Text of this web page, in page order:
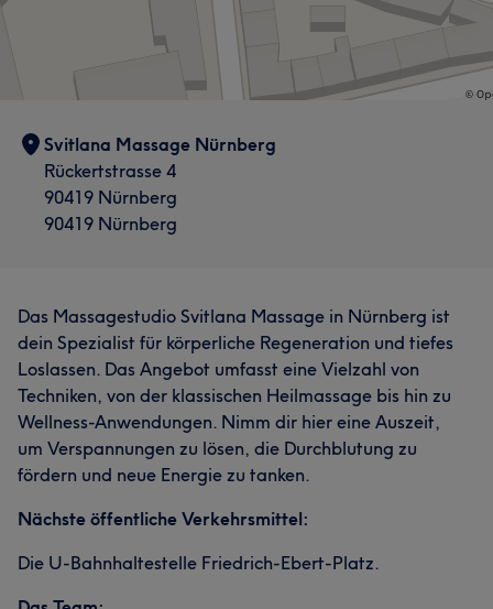
Svitlana Massage Nürnberg
Rückertstrasse 4
90419 Nürnberg
90419 Nürnberg
Das Massagestudio Svitlana Massage in Nürnberg ist
dein Spezialist für körperliche Regeneration und tiefes
Loslassen. Das Angebot umfasst eine Vielzahl von
Techniken, von der klassischen Heilmassage bis hin zu
Wellness-Anwendungen. Nimm dir hier eine Auszeit,
um Verspannungen zu lösen, die Durchblutung zu
fördern und neue Energie zu tanken.
Nächste öffentliche Verkehrsmittel:
Die U-Bahnhaltestelle Friedrich-Ebert-Platz.